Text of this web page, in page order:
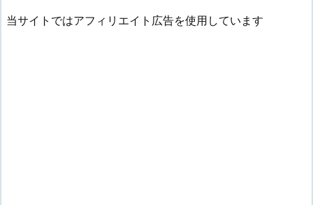
当サイトではアフィリエイト広告を使用しています